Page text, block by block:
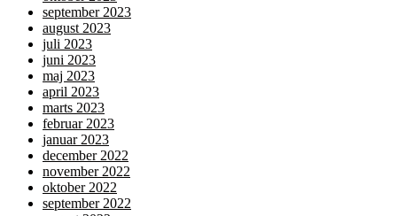
september 2023
august 2023
juli 2023
juni 2023
maj 2023
april 2023
marts 2023
februar 2023
januar 2023
december 2022
november 2022
oktober 2022
september 2022